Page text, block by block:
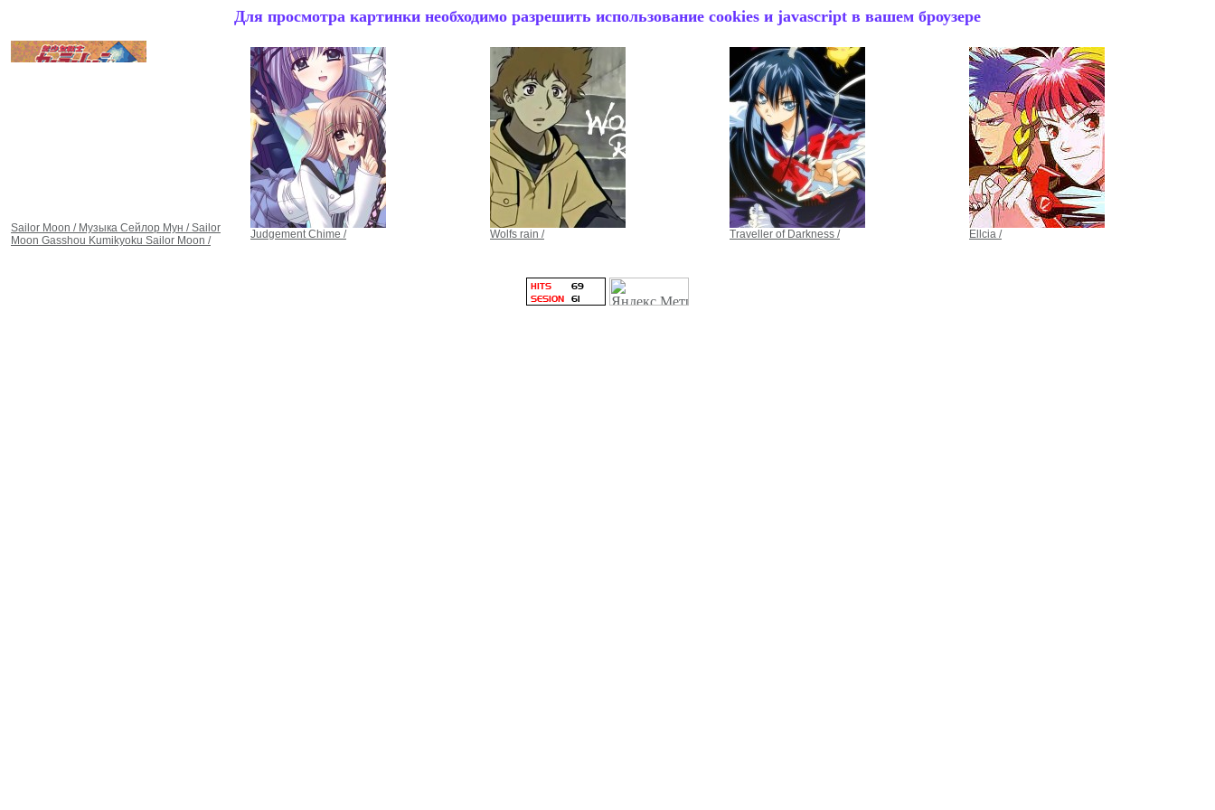
Для просмотра картинки необходимо разрешить использование cookies и javascript в вашем броузере
Sailor Moon / Музыка Сейлор Мун / Sailor
Moon Gasshou Kumikyoku Sailor Moon /
Judgement Chime / Wolfs rain / Traveller of Darkness / Ellcia /